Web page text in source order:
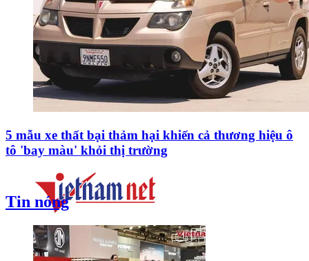
5 mẫu xe thất bại thảm hại khiến cả thương hiệu ô
tô 'bay màu' khỏi thị trường
Tin nóng